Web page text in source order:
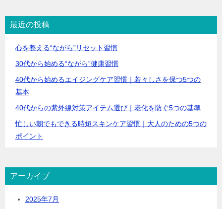
最近の投稿
心を整える“ながら”リセット習慣
30代から始める“ながら”健康習慣
40代から始めるエイジングケア習慣｜若々しさを保つ5つの
基本
40代からの紫外線対策アイテム選び｜老化を防ぐ5つの基準
忙しい朝でもできる時短スキンケア習慣｜大人のための5つの
ポイント
アーカイブ
2025年7月